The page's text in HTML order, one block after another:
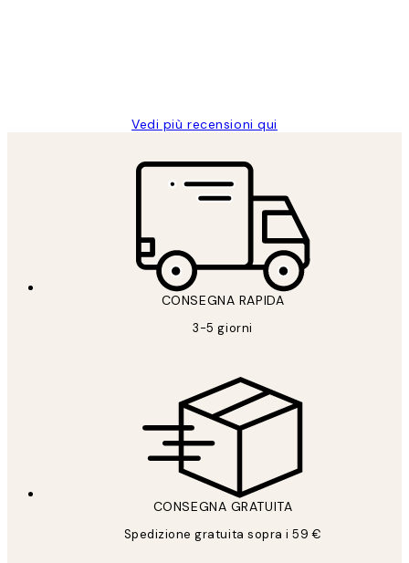
Vedi più recensioni qui
CONSEGNA RAPIDA
3-5 giorni
CONSEGNA GRATUITA
Spedizione gratuita sopra i 59 €